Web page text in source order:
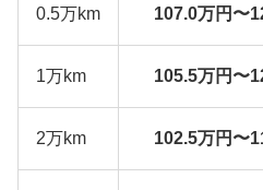
0.5万km 107.0万円〜
1万km 105.5万円〜
2万km 102.5万円〜